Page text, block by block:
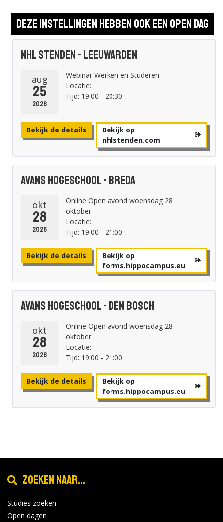
Deze instellingen hebben ook een open dag
NHL Stenden - Leeuwarden
aug
25
2026
Webinar Werken en Studeren
Locatie:
Tijd: 19:00 - 20:30
Bekijk de details
Bekijk op
nhlstenden.com
Avans Hogeschool - Breda
okt
28
2026
Online Open avond woensdag 28
oktober
Locatie:
Tijd: 19:00 - 21:00
Bekijk de details
Bekijk op
forms.hippocampus.eu
Avans Hogeschool - Den Bosch
okt
28
2026
Online Open avond woensdag 28
oktober
Locatie:
Tijd: 19:00 - 21:00
Bekijk de details
Bekijk op
forms.hippocampus.eu
okt
2026
Tijd: 19:00 - 21:00
Bekijk de details
Zoeken naar...
Studies zoeken
Open dagen